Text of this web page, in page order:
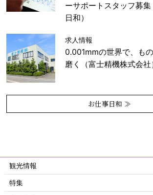
ーサポートスタッフ募
日和）
求人情報
0.001mmの世界で、も
磨く（富士精機株式会社
お仕事日和 ≫
観光情報
特集